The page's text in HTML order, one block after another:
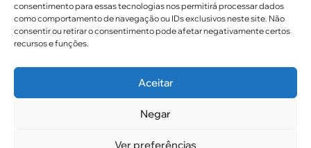
consentimento para essas tecnologias nos permitirá processar dados
como comportamento de navegação ou IDs exclusivos neste site. Não
consentir ou retirar o consentimento pode afetar negativamente certos
recursos e funções.
Aceitar
Negar
Ver preferências
Links úteis
Certidão de Quitação Eleitoral
Parceiros CREF16